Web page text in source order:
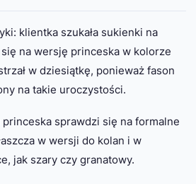
klientka szukała sukienki na
na wersję princeska w kolorze
w dziesiątkę, ponieważ fason
na takie uroczystości.
sprawdzi się na formalne
w wersji do kolan i w
jak szary czy granatowy.